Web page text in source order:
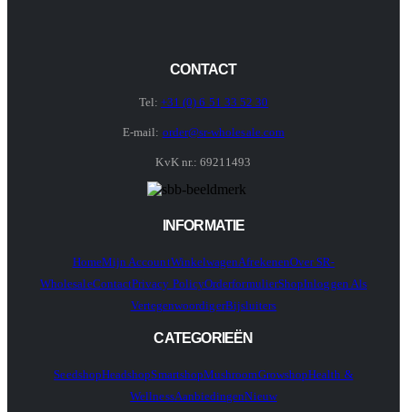
CONTACT
Tel: +31 (0) 6 51 33 52 30
E-mail: order@sr-wholesale.com
KvK nr.: 69211493
INFORMATIE
HomeMijn AccountWinkelwagenAfrekenenOver SR-
WholesaleContactPrivacy PolicyOrderformulierShopInloggen Als
VertegenwoordigerBijsluiters
CATEGORIEËN
SeedshopHeadshopSmartshopMushroomGrowshopHealth &
WellnessAanbiedingenNieuw